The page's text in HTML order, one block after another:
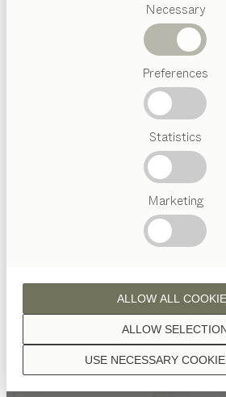
Necessary
Preferences
Statistics
Marketing
USE NECESSARY
ALLOW
ALLOW ALL
Österreichisches
Handwerk
nyaTisch nya
Wenn nicht anders angeführt,
Holzoberflächen mit reinem